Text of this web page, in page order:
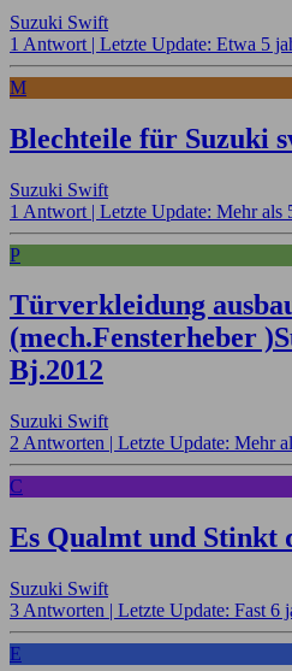
Suzuki Swift
1 Antwort | Letzte Update: Etwa 5
M
Blechteile für Suzuki
Suzuki Swift
1 Antwort | Letzte Update: Mehr als
P
Türverkleidung
(mech.Fensterheber
Bj.2012
Suzuki Swift
2 Antworten | Letzte Update: Mehr
C
Es Qualmt und Stinkt
Suzuki Swift
3 Antworten | Letzte Update: Fast 6
E